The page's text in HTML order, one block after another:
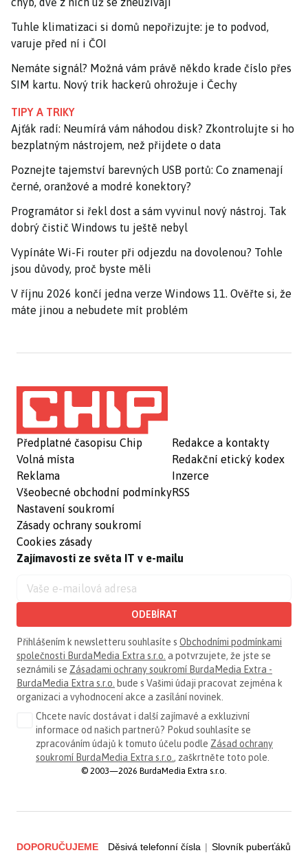
Tuhle klimatizaci si domů nepořizujte: je to podvod,
varuje před ní i ČOI
Nemáte signál? Možná vám právě někdo krade číslo přes
SIM kartu. Nový trik hackerů ohrožuje i Čechy
TIPY A TRIKY
Ajťák radí: Neumírá vám náhodou disk? Zkontrolujte si ho
bezplatným nástrojem, než přijdete o data
Poznejte tajemství barevných USB portů: Co znamenají
černé, oranžové a modré konektory?
Programátor si řekl dost a sám vyvinul nový nástroj. Tak
dobrý čistič Windows tu ještě nebyl
Vypínáte Wi-Fi router při odjezdu na dovolenou? Tohle
jsou důvody, proč byste měli
V říjnu 2026 končí jedna verze Windows 11. Ověřte si, že
máte jinou a nebudete mít problém
Předplatné časopisu Chip
Volná místa
Reklama
Všeobecné obchodní podmínky
Nastavení soukromí
Zásady ochrany soukromí
Cookies zásady
Redakce a kontakty
Redakční etický kodex
Inzerce
RSS
Zajímavosti ze světa IT v e-mailu
ODEBÍRAT
Přihlášením k newsletteru souhlasíte s Obchodními podmínkami
společnosti BurdaMedia Extra s.r.o. a potvrzujete, že jste se
seznámili se Zásadami ochrany soukromí BurdaMedia Extra -
BurdaMedia Extra s.r.o. bude s Vašimi údaji pracovat zejména k
organizaci a vyhodnocení akce a zasílání novinek.
Chcete navíc dostávat i další zajímavé a exkluzivní
informace od našich partnerů? Pokud souhlasíte se
zpracováním údajů k tomuto účelu podle Zásad ochrany
soukromí BurdaMedia Extra s.r.o., zaškrtněte toto pole.
© 2003—2026 BurdaMedia Extra s.r.o.
DOPORUČUJEME Děsivá telefonní čísla | Slovník puberťáků